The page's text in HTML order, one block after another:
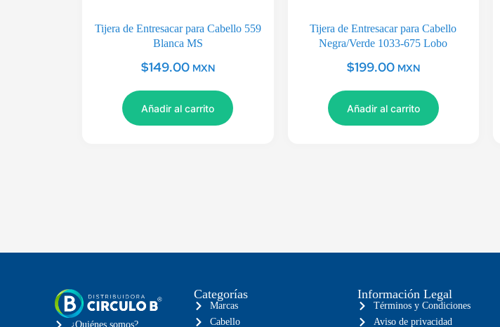
Tijera de Entresacar para Cabello 559
Blanca MS
$149.00 MXN
Añadir al carrito
Tijera de Entresacar para Cabello
Negra/Verde 1033-675 Lobo
$199.00 MXN
Añadir al carrito
¿Quiénes somos?
Categorías
Marcas
Cabello
Información Legal
Términos y Condiciones
Aviso de privacidad